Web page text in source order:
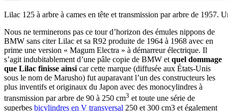
Lilac 125 à arbre à cames en tête et transmission par arbre de 1957.
Nous ne terminerons pas ce tour d’horizon des émules nippons de
BMW sans citer Lilac et sa R92 produite de 1964 à 1968 avec en
prime une version « Magum Electra » à démarreur électrique. Il
s’agit indubitablement d’une pâle copie de BMW et quel dommage
que Lilac finisse ainsi car cette marque (diffusée aux États-Unis
sous le nom de Marusho) fut auparavant l’un des constructeurs les
plus inventifs et originaux du Japon avec des monocylindres à
transmission par arbre de 90 à 250 cm3 et toute une série de
superbes bicylindres en V transversal 250 et 300 cm3 et également